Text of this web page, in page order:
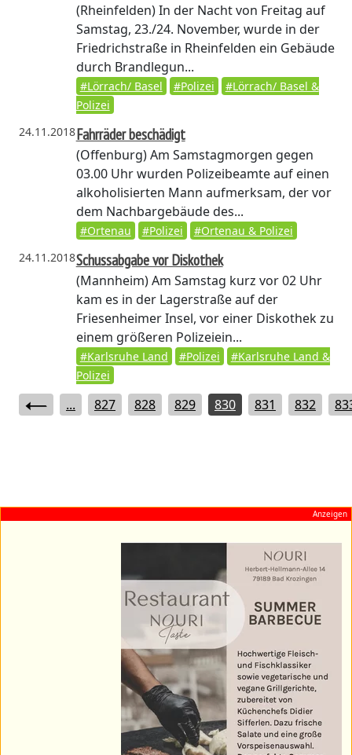
(Rheinfelden)In der Nacht von Freitag auf
Samstag, 23./24. November, wurde in der
Friedrichstraße in Rheinfelden ein Gebäude
durch Brandlegun...
#Lörrach/ Basel #Polizei
#Lörrach/ Basel &
Polizei
24.11.2018Fahrräder beschädigt
(Offenburg)Am Samstagmorgen gegen
03.00 Uhr wurden Polizeibeamte auf einen
alkoholisierten Mann aufmerksam, der vor
dem Nachbargebäude des...
#Ortenau #Polizei
#Ortenau & Polizei
24.11.2018Schussabgabe vor Diskothek
(Mannheim)Am Samstag kurz vor 02 Uhr
kam es in der Lagerstraße auf der
Friesenheimer Insel, vor einer Diskothek zu
einem größeren Polizeiein...
#Karlsruhe Land #Polizei
#Karlsruhe Land &
Polizei
... 827 828 829 830 831 832
Anzeigen